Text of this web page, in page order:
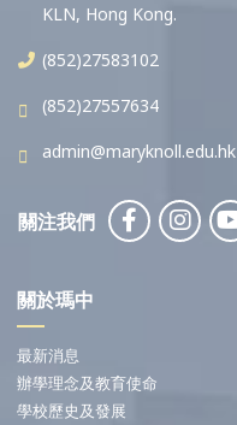
KLN, Hong Kong.
(852)27583102
(852)27557634
admin@maryknoll.edu.hk
關注我們
關於瑪中
最新消息
辦學理念及教育使命
學校歷史及發展